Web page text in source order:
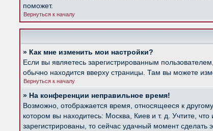
поможет.
Вернуться к началу
» Как мне изменить мои настройки?
Если вы являетесь зарегистрированным
обычно находится вверху страницы. Там вы можете
Вернуться к началу
» На конференции неправильное время!
Возможно, отображается время, относящееся к
котором вы находитесь: Москва, Киев и т. д. Учтите,
зарегистрированы, то сейчас удачный момент сделать